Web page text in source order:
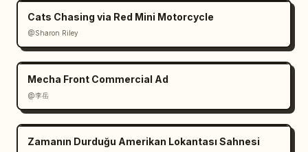
Cats Chasing via Red Mini Motorcycle
@Sharon Riley
Mecha Front Commercial Ad
@李岳
Zamanın Durduğu Amerikan Lokantası Sahnesi